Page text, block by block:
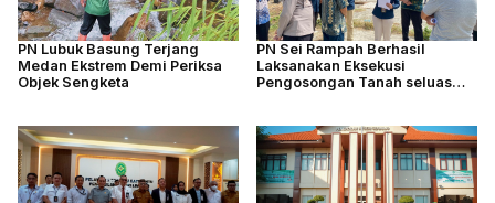
PN Lubuk Basung Terjang
Medan Ekstrem Demi Periksa
Objek Sengketa
PN Sei Rampah Berhasil
Laksanakan Eksekusi
Pengosongan Tanah seluas